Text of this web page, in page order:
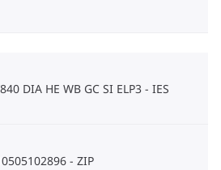
DIA HE WB GC SI ELP3 IES
ZIP